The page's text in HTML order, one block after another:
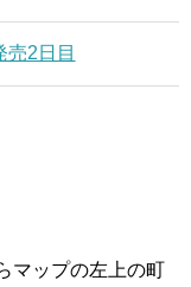
売2日目
マップの左上の町